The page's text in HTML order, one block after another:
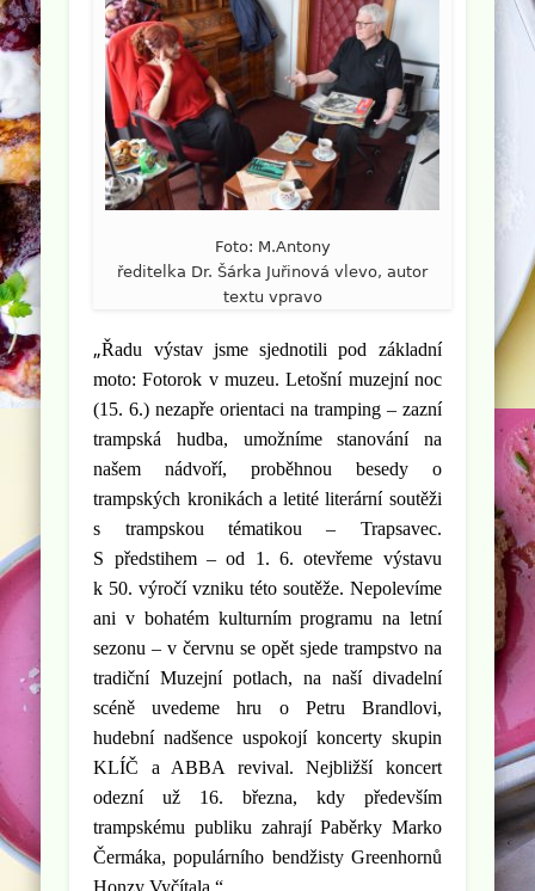
Foto: M.Antony
ředitelka Dr. Šárka Juřinová vlevo, autor
textu vpravo
„Řadu výstav jsme sjednotili pod základní
moto: Fotorok v muzeu. Letošní muzejní noc
(15. 6.) nezapře orientaci na tramping – zazní
trampská hudba, umožníme stanování na
našem nádvoří, proběhnou besedy o
trampských kronikách a letité literární soutěži
s trampskou tématikou – Trapsavec.
S předstihem – od 1. 6. otevřeme výstavu
k 50. výročí vzniku této soutěže. Nepolevíme
ani v bohatém kulturním programu na letní
sezonu – v červnu se opět sjede trampstvo na
tradiční Muzejní potlach, na naší divadelní
scéně uvedeme hru o Petru Brandlovi,
hudební nadšence uspokojí koncerty skupin
KLÍČ a ABBA revival. Nejbližší koncert
odezní už 16. března, kdy především
trampskému publiku zahrají Paběrky Marko
Čermáka, populárního bendžisty Greenhornů
Honzy Vyčítala.“